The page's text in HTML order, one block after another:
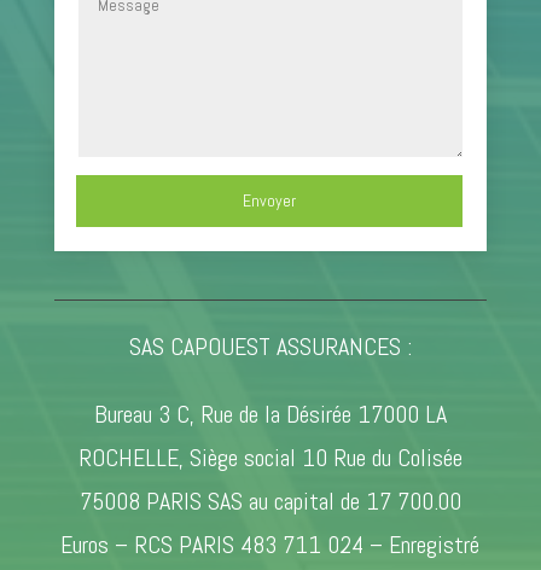
Envoyer
SAS CAPOUEST ASSURANCES :
Bureau 3 C, Rue de la Désirée 17000 LA
ROCHELLE, Siège social 10 Rue du Colisée
75008 PARIS SAS au capital de 17 700.00
Euros – RCS PARIS 483 711 024 – Enregistré